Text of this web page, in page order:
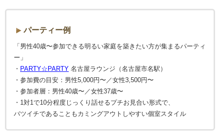
パーティー例
「男性40歳〜参加できる明るい家庭を築きたい方が集まるパーティ
ー」
・ PARTY☆PARTY 名古屋ラウンジ（名古屋市名駅）
・参加費の目安：男性5,000円〜／女性3,500円〜
・参加者層：男性40歳〜／女性37歳〜
・1対1で10分程度じっくり話せるプチお見合い形式で、
バツイチであることもカミングアウトしやすい個室スタイル